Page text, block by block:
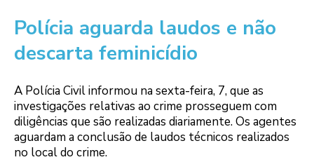
Polícia aguarda laudos e não
descarta feminicídio
A Polícia Civil informou na sexta-feira, 7, que as
investigações relativas ao crime prosseguem com
diligências que são realizadas diariamente. Os agentes
aguardam a conclusão de laudos técnicos realizados
no local do crime.